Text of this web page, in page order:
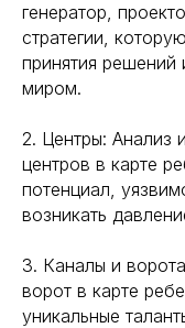
генератор,
стратегии,
принятия
миром.
2. Центры: Анализ
центров в карте
потенциал,
возникать
3. Каналы и
ворот в карте
уникальные